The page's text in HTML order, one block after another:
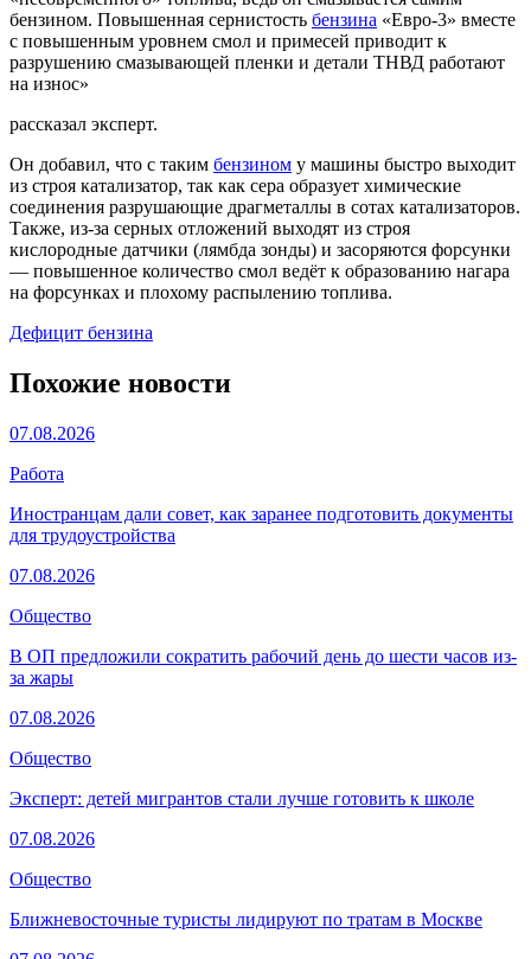
бензином. Повышенная сернистость бензина «Евро-3» вместе
с повышенным уровнем смол и примесей приводит к
разрушению смазывающей пленки и детали ТНВД работают
на износ»
рассказал эксперт.
Он добавил, что с таким бензином у машины быстро выходит
из строя катализатор, так как сера образует химические
соединения разрушающие драгметаллы в сотах катализаторов.
Также, из-за серных отложений выходят из строя
кислородные датчики (лямбда зонды) и засоряются форсунки
— повышенное количество смол ведёт к образованию нагара
на форсунках и плохому распылению топлива.
Дефицит бензина
Похожие новости
07.08.2026
Работа
Иностранцам дали совет, как заранее подготовить документы
для трудоустройства
07.08.2026
Общество
В ОП предложили сократить рабочий день до шести часов из-
за жары
07.08.2026
Общество
Эксперт: детей мигрантов стали лучше готовить к школе
07.08.2026
Общество
Ближневосточные туристы лидируют по тратам в Москве